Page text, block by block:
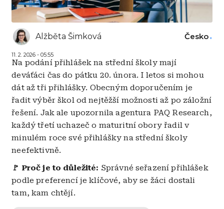
Alžběta Šimková
11. 2. 2026 - 05:55
Česko
Na podání přihlášek na střední školy mají
deváťáci čas do pátku 20. února. I letos si mohou
dát až tři přihlášky. Obecným doporučením je
řadit výběr škol od nejtěžší možnosti až po záložní
řešení. Jak ale upozornila agentura PAQ Research,
každý třetí uchazeč o maturitní obory řadil v
minulém roce své přihlášky na střední školy
neefektivně.
🚩 Proč je to důležité: Správné seřazení přihlášek
podle preferencí je klíčové, aby se žáci dostali
tam, kam chtějí.